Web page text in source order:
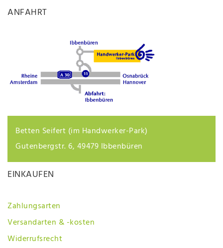
ANFAHRT
Betten Seifert (im Handwerker-Park)
Gutenbergstr. 6, 49479 Ibbenbüren
EINKAUFEN
Zahlungsarten
Versandarten & -kosten
Widerrufsrecht